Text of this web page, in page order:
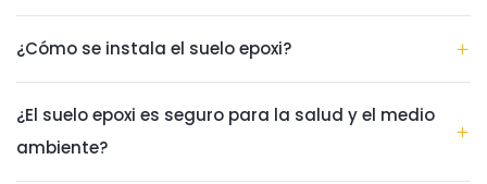
¿Cómo se instala el suelo epoxi?
¿El suelo epoxi es seguro para la salud y el medio
ambiente?